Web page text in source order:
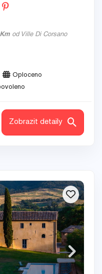
od Ville Di Corsano
Oploceno
Zobrazit detaily